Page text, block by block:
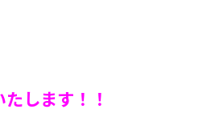
します！！